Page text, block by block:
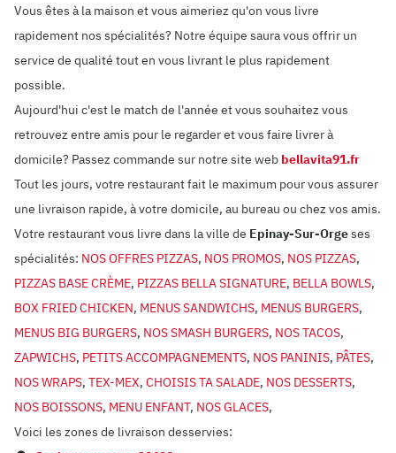
Vous êtes à la maison et vous aimeriez qu'on vous livre
rapidement nos spécialités? Notre équipe saura vous offrir un
service de qualité tout en vous livrant le plus rapidement
possible.
Aujourd'hui c'est le match de l'année et vous souhaitez vous
retrouvez entre amis pour le regarder et vous faire livrer à
domicile? Passez commande sur notre site web bellavita91.fr
Tout les jours, votre restaurant fait le maximum pour vous assurer
une livraison rapide, à votre domicile, au bureau ou chez vos amis.
Votre restaurant vous livre dans la ville de Epinay-Sur-Orgeses
spécialités: NOS OFFRES PIZZAS, NOS PROMOS, NOS PIZZAS,
PIZZAS BASE CRÈME, PIZZAS BELLA SIGNATURE, BELLA BOWLS,
BOX FRIED CHICKEN, MENUS SANDWICHS, MENUS BURGERS,
MENUS BIG BURGERS, NOS SMASH BURGERS, NOS TACOS,
ZAPWICHS, PETITS ACCOMPAGNEMENTS, NOS PANINIS, PÂTES,
NOS WRAPS, TEX-MEX, CHOISIS TA SALADE, NOS DESSERTS,
NOS BOISSONS, MENU ENFANT, NOS GLACES,
Voici les zones de livraison desservies: